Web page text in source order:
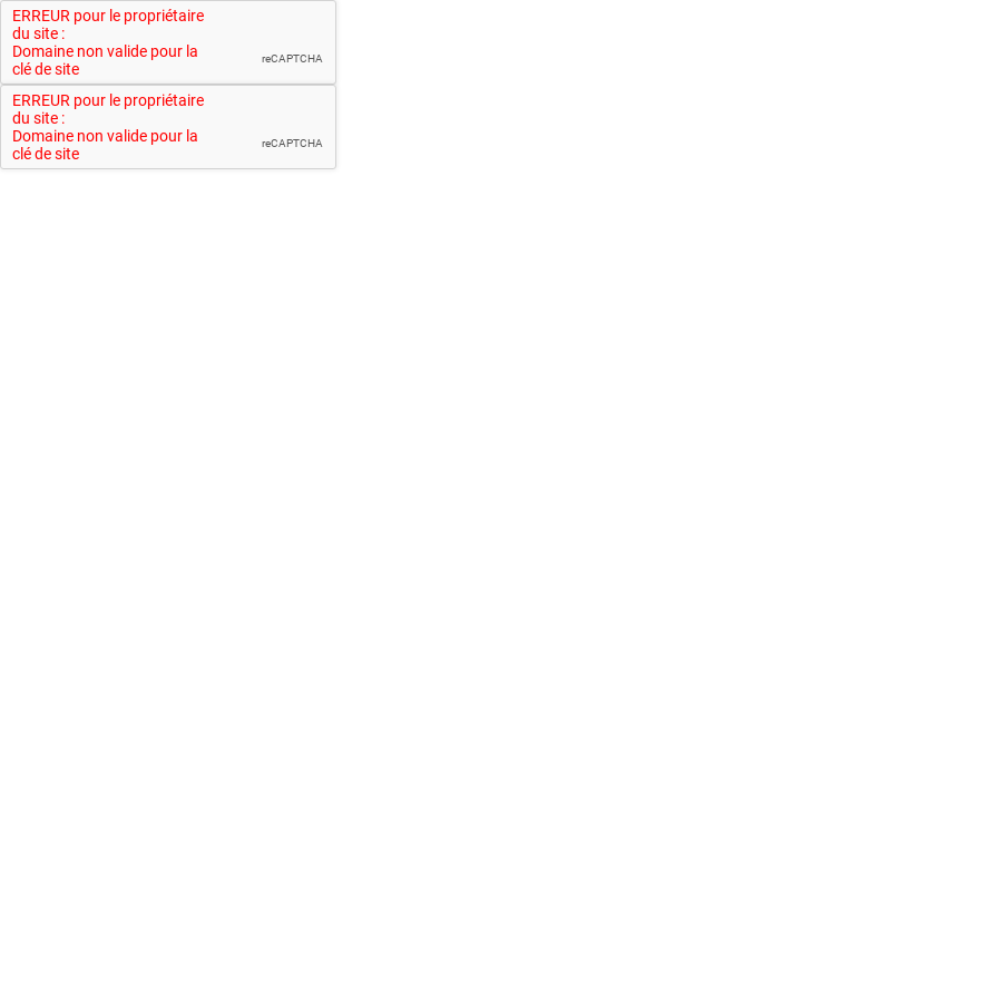
ERREUR pour le propriétaire
du site :
Domaine non valide pour la
clé de site
reCAPTCHA
ERREUR pour le propriétaire
du site :
Domaine non valide pour la
clé de site
reCAPTCHA